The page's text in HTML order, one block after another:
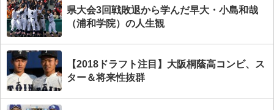
県大会3回戦敗退から学んだ早大・小島和哉
（浦和学院）の人生観
【2018ドラフト注目】大阪桐蔭高コンビ、ス
ター＆将来性抜群